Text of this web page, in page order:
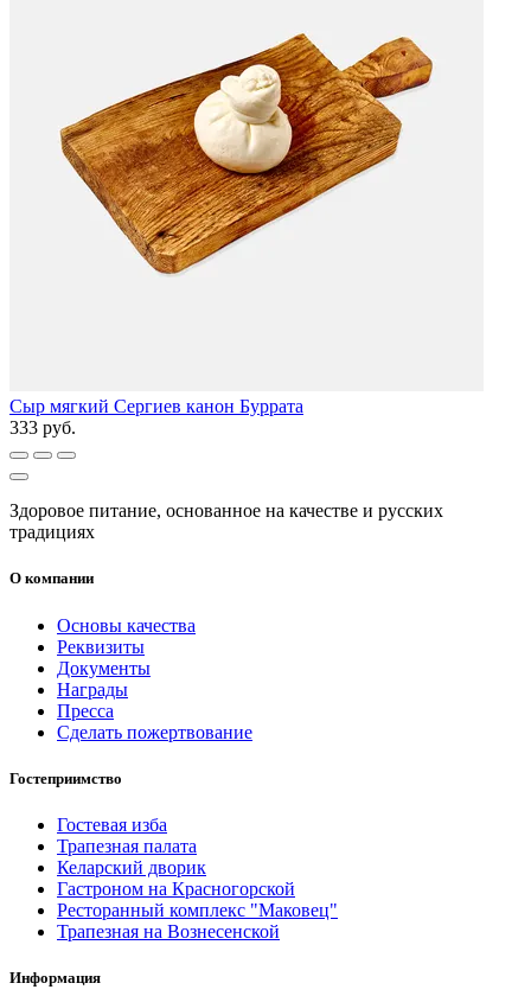
Сыр мягкий Сергиев канон Буррата
333 руб.
Здоровое питание, основанное на качестве и русских
традициях
О компании
Основы качества
Реквизиты
Документы
Награды
Пресса
Сделать пожертвование
Гостеприимство
Гостевая изба
Трапезная палата
Келарский дворик
Гастроном на Красногорской
Ресторанный комплекс "Маковец"
Трапезная на Вознесенской
Информация